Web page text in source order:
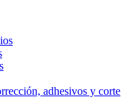
adhesivos y corte